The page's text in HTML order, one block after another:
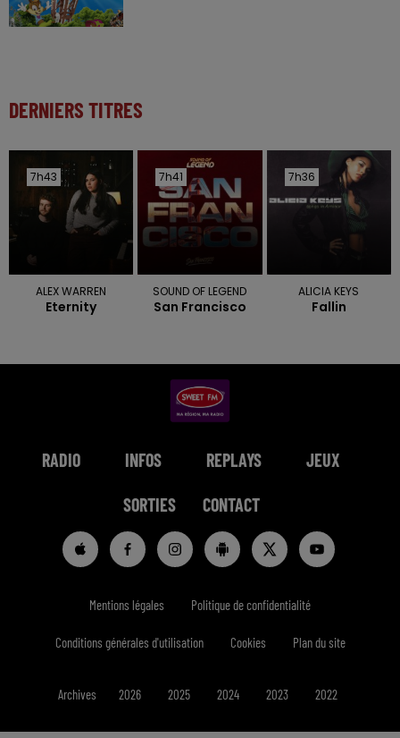
DERNIERS TITRES
7h43
7h43
ALEX WARREN
Eternity
7h41
7h41
SOUND OF LEGEND
San Francisco
7h36
7h36
ALICIA KEYS
Fallin
RADIO INFOS REPLAYS JEUX
SORTIES CONTACT
Mentions légales Politique de confidentialité
Conditions générales d'utilisation Cookies Plan du site
Archives 2026 2025 2024 2023 2022